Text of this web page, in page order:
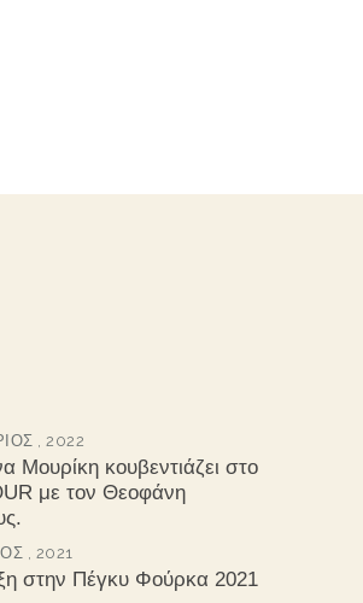
, 2022
Μουρίκη κουβεντιάζει στο
με τον Θεοφάνη
, 2021
στην Πέγκυ Φούρκα 2021